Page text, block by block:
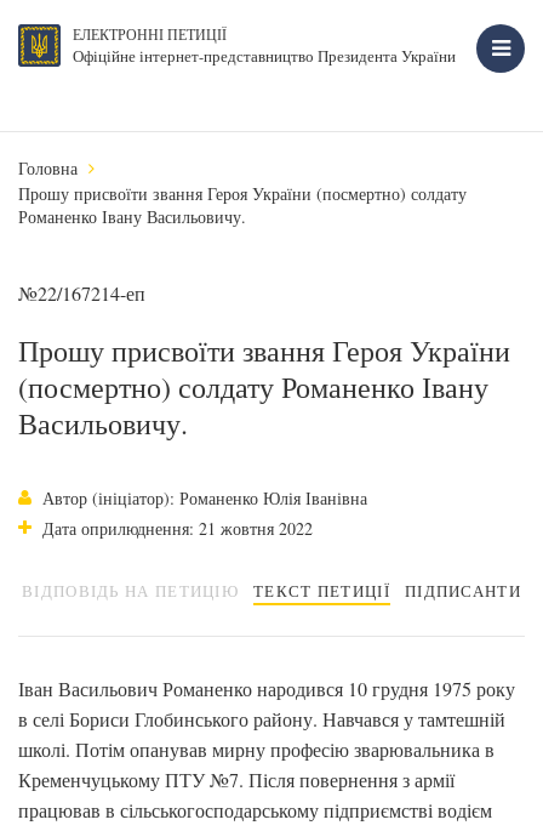
ЕЛЕКТРОННІ ПЕТИЦІЇ
Офіційне інтернет-представництво Президента України
Головна
Прошу присвоїти звання Героя України (посмертно) солдату
Романенко Івану Васильовичу.
№22/167214-еп
Прошу присвоїти звання Героя України
(посмертно) солдату Романенко Івану
Васильовичу.
Автор (ініціатор): Романенко Юлія Іванівна
Дата оприлюднення: 21 жовтня 2022
ВІДПОВІДЬ НА ПЕТИЦІЮ ТЕКСТ ПЕТИЦІЇ ПІДПИСАНТИ
Іван Васильович Романенко народився 10 грудня 1975 року
в селі Бориси Глобинського району. Навчався у тамтешній
школі. Потім опанував мирну професію зварювальника в
Кременчуцькому ПТУ №7. Після повернення з армії
працював в сільськогосподарському підприємстві водієм